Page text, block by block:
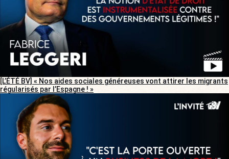
[L’ÉTÉ BV] « Nos aides sociales généreuses vont attirer les migrants
régularisés par l’Espagne ! »